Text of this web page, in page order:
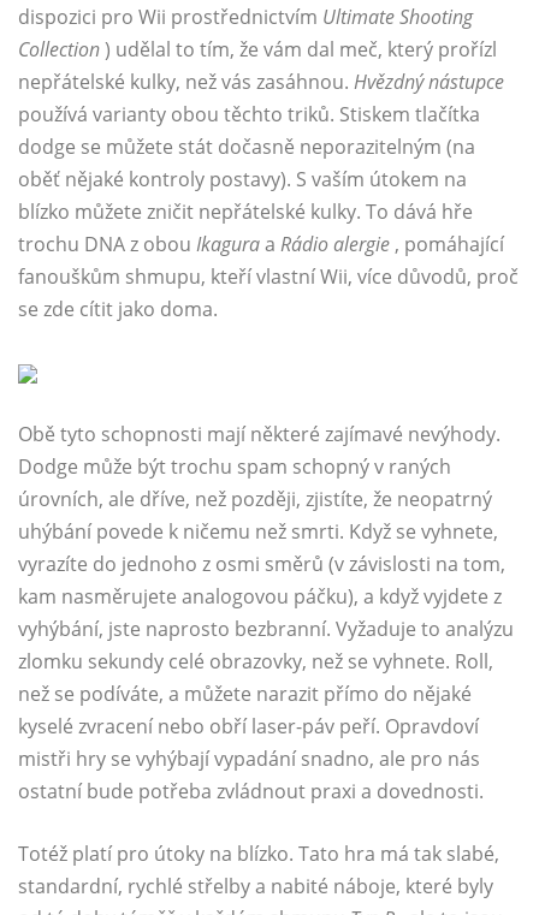
dispozici pro Wii prostřednictvím Ultimate Shooting
Collection) udělal to tím, že vám dal meč, který prořízl
nepřátelské kulky, než vás zasáhnou. Hvězdný nástupce
používá varianty obou těchto triků. Stiskem tlačítka
dodge se můžete stát dočasně neporazitelným (na
oběť nějaké kontroly postavy). S vaším útokem na
blízko můžete zničit nepřátelské kulky. To dává hře
trochu DNA z obou Ikaguraa Rádio alergie , pomáhající
fanouškům shmupu, kteří vlastní Wii, více důvodů, proč
se zde cítit jako doma.
Obě tyto schopnosti mají některé zajímavé nevýhody.
Dodge může být trochu spam schopný v raných
úrovních, ale dříve, než později, zjistíte, že neopatrný
uhýbání povede k ničemu než smrti. Když se vyhnete,
vyrazíte do jednoho z osmi směrů (v závislosti na tom,
kam nasměrujete analogovou páčku), a když vyjdete z
vyhýbání, jste naprosto bezbranní. Vyžaduje to analýzu
zlomku sekundy celé obrazovky, než se vyhnete. Roll,
než se podíváte, a můžete narazit přímo do nějaké
kyselé zvracení nebo obří laser-páv peří. Opravdoví
mistři hry se vyhýbají vypadání snadno, ale pro nás
ostatní bude potřeba zvládnout praxi a dovednosti.
Totéž platí pro útoky na blízko. Tato hra má tak slabé,
standardní, rychlé střelby a nabité náboje, které byly